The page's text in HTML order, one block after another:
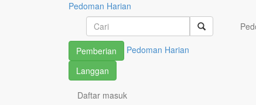
Pedoman Harian
Pemberian
Pedoman Harian
Langgan
Daftar masuk
Kita